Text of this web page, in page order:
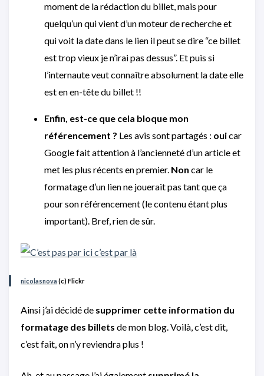
moment de la rédaction du billet, mais pour
quelqu’un qui vient d’un moteur de recherche et
qui voit la date dans le lien il peut se dire “ce billet
est trop vieux je n’irai pas dessus”. Et puis si
l’internaute veut connaître absolument la date elle
est en en-tête du billet !!
Enfin, est-ce que cela bloque mon
référencement ? Les avis sont partagés : ouicar
Google fait attention à l’ancienneté d’un article et
met les plus récents en premier. Non car le
formatage d’un lien ne jouerait pas tant que ça
pour son référencement (le contenu étant plus
important). Bref, rien de sûr.
nicolasnova (c) Flickr
Ainsi j’ai décidé de supprimer cette information du
formatage des billets de mon blog. Voilà, c’est dit,
c’est fait, on n’y reviendra plus !